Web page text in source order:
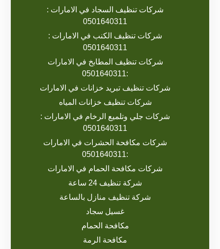
شركات تنظيف السجاد في الامارات :
0501640311
شركات تنظيف الكنب في الامارات :
0501640311
شركات تنظيف المطابخ في الامارات
:0501640311
شركات تنظيف تبريد خزانات في الامارات
شركات تنظيف خزانات المياه
شركات جلي وتلميع الرخام في الامارات :
0501640311
شركات مكافحة الحشرات في الامارات
:0501640311
شركات مكافحة الحمام في الامارات
شركة تنظيف 24 ساعة
شركة تنظيف منازل بالساعة
غسيل سجاد
مكافحة الحمام
مكافحة الرمة